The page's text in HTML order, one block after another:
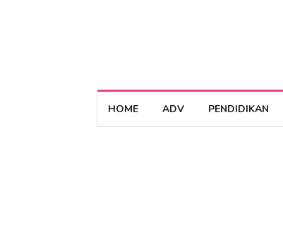
HOME ADV PENDIDIKAN